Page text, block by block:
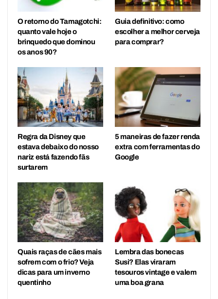
O retorno do Tamagotchi:
quanto vale hoje o
brinquedo que dominou
os anos 90?
Guia definitivo: como
escolher a melhor cerveja
para comprar?
Regra da Disney que
estava debaixo do nosso
nariz está fazendo fãs
surtarem
5 maneiras de fazer renda
extra com ferramentas do
Google
Quais raças de cães mais
sofrem com o frio? Veja
dicas para um inverno
quentinho
Lembra das bonecas
Susi? Elas viraram
tesouros vintage e valem
uma boa grana